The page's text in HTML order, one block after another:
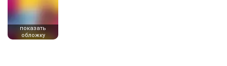
показать
обложку